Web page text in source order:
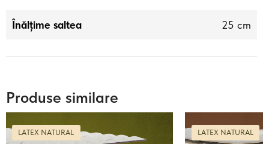
Înălțime saltea 25 cm
Produse similare
LATEX NATURAL LATEX NATURAL